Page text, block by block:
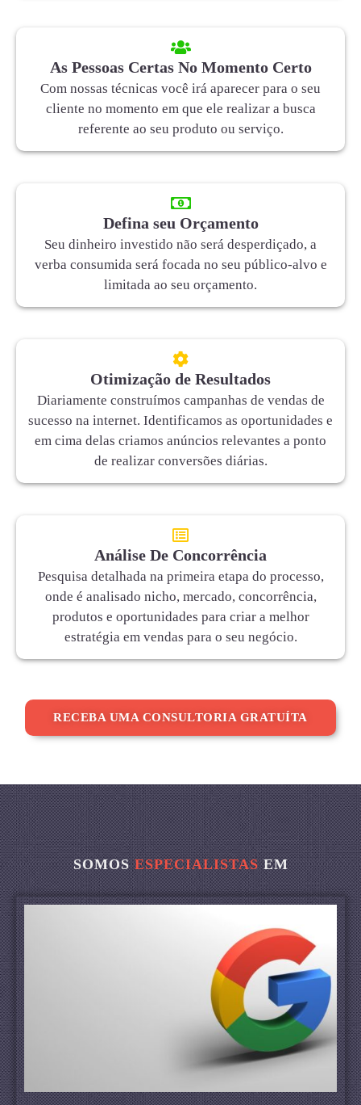
As Pessoas Certas No Momento Certo
Com nossas técnicas você irá aparecer para o seu
cliente no momento em que ele realizar a busca
referente ao seu produto ou serviço.
Defina seu Orçamento
Seu dinheiro investido não será desperdiçado, a
verba consumida será focada no seu público-alvo e
limitada ao seu orçamento.
Otimização de Resultados
Diariamente construímos campanhas de vendas de
sucesso na internet. Identificamos as oportunidades e
em cima delas criamos anúncios relevantes a ponto
de realizar conversões diárias.
Análise De Concorrência
Pesquisa detalhada na primeira etapa do processo,
onde é analisado nicho, mercado, concorrência,
produtos e oportunidades para criar a melhor
estratégia em vendas para o seu negócio.
RECEBA UMA CONSULTORIA GRATUÍTA
SOMOSESPECIALISTASEM